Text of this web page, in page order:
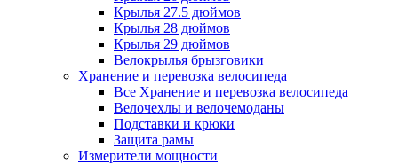
Крылья 27.5 дюймов
Крылья 28 дюймов
Крылья 29 дюймов
Велокрылья брызговики
Хранение и перевозка велосипеда
Все Хранение и перевозка велосипеда
Велочехлы и велочемоданы
Подставки и крюки
Защита рамы
Измерители мощности